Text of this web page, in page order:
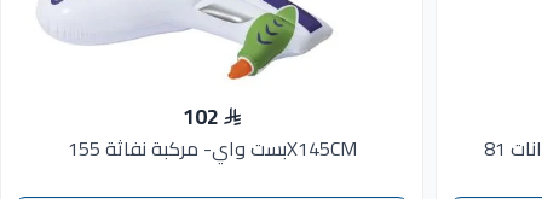
102
بست واي- مركبة نفاثة 155X145CM